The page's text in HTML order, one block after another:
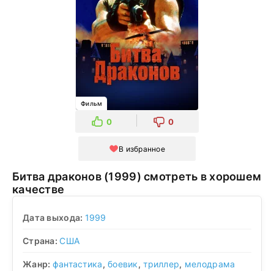
Фильм
0 0
В избранное
Битва драконов (1999) смотреть в хорошем
качестве
Дата выхода: 1999
Страна:США
Жанр: фантастика,боевик,триллер, мелодрама